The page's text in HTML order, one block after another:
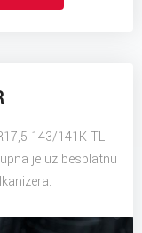
143/141K TL
je uz besplatnu